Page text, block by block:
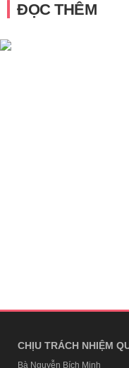
ĐỌC THÊM
CHỊU TRÁCH NHIỆM
Bà Nguyễn Bích Minh